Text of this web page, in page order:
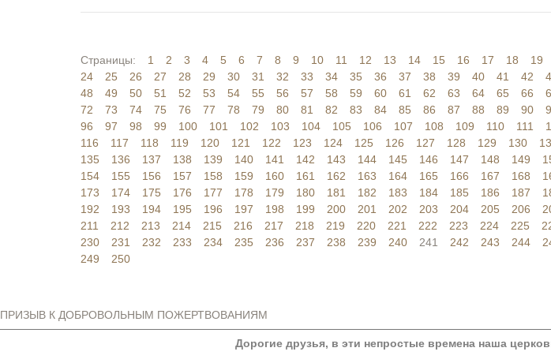
Страницы: 1 2 3 4 5 6 7 8 9 10 11 12 13 14 15 16 17 18 19
24
25 26 27 28 29 30 31 32 33 34 35 36 37 38 39 40 41 42
48
49 50 51 52 53 54 55 56 57 58 59 60 61 62 63 64 65 66
72
73 74 75 76 77 78 79 80 81 82 83 84 85 86 87 88 89 90
96
97 98 99 100 101 102 103 104 105 106 107 108 109 110 111
116
117 118 119 120 121 122 123 124 125 126 127 128 129 130
135
136 137 138 139 140 141 142 143 144 145 146 147 148 149
154
155 156 157 158 159 160 161 162 163 164 165 166 167 168
173
174 175 176 177 178 179 180 181 182 183 184 185 186 187
192
193 194 195 196 197 198 199 200 201 202 203 204 205 206
211
212 213 214 215 216 217 218 219 220 221 222 223 224 225
230
231 232 233 234 235 236 237 238 239 240 241 242 243 244
249
250
ПРИЗЫВ К ДОБРОВОЛЬНЫМ ПОЖЕРТВОВАНИЯМ
Дорогие друзья, в эти непростые времена наша